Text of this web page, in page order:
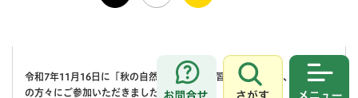
お問合せ
さがす
令和7年11月16日に「秋の自然観察・環境学習会」を開催し、9組21名
の方々にご参加いただきました。